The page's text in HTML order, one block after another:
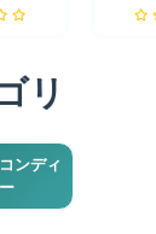
リ
ンディ